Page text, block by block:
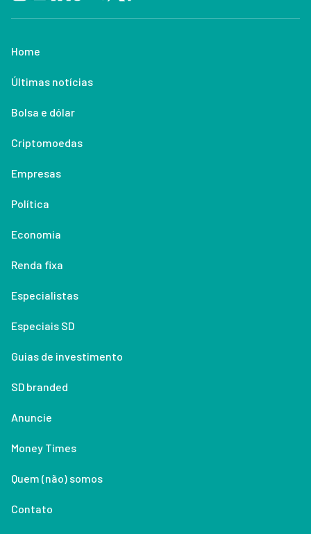
Home
Últimas notícias
Bolsa e dólar
Criptomoedas
Empresas
Política
Economia
Renda fixa
Especialistas
Especiais SD
Guias de investimento
SD branded
Anuncie
Money Times
Quem (não) somos
Contato